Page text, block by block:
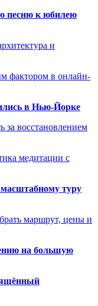
песню к юбилею
и
фактором в онлайн-
в Нью-Йорке
за восстановлением
медитации с
масштабному туру
маршрут, цены и
на большую